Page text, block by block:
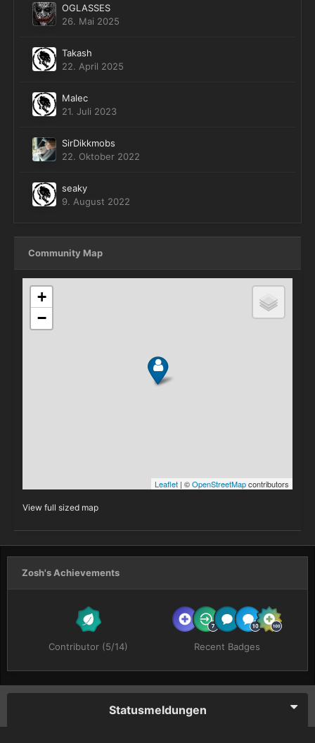
OGLASSES
26. Mai 2025
Takash
22. April 2025
Malec
21. Juli 2023
SirDikkmobs
22. Oktober 2022
seaky
9. August 2022
Community Map
View full sized map
Zosh's Achievements
Contributor (5/14) Recent Badges
Statusmeldungen